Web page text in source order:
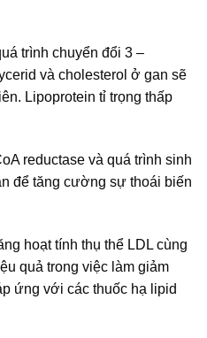
trình chuyển đổi 3 –
và cholesterol ở gan sẽ
Lipoprotein tỉ trọng thấp
reductase và quá trình sinh
để tăng cường sự thoái biến
hoạt tính thụ thể LDL cùng
quả trong việc làm giảm
ứng với các thuốc hạ lipid